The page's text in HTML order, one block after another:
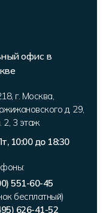
офис в
, г. Москва,
д. 29,
2, 3 этаж
10:00 до 18:30
551-60-45
бесплатный)
626-41-52